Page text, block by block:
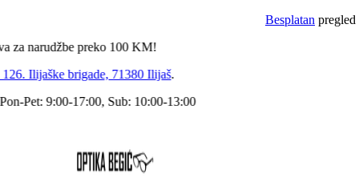
Besplatan pregled
narudžbe preko 100 KM!
Ilijaške brigade, 71380 Ilijaš.
Pet: 9:00-17:00, Sub: 10:00-13:00